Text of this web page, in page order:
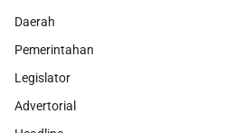
Daerah
Pemerintahan
Legislator
Advertorial